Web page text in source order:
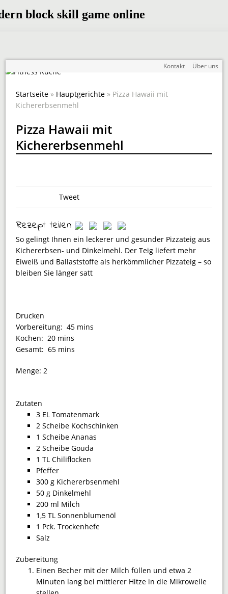
Kontakt Über uns
Startseite » Hauptgerichte » Pizza Hawaii mit
Kichererbsenmehl
Pizza Hawaii mit
Kichererbsenmehl
Tweet
Rezept teilen
So gelingt Ihnen ein leckerer und gesunder Pizzateig aus
Kichererbsen- und Dinkelmehl. Der Teig liefert mehr
Eiweiß und Ballaststoffe als herkömmlicher Pizzateig – so
bleiben Sie länger satt
Drucken
Vorbereitung:45 mins
Kochen: 20 mins
Gesamt:65 mins
Menge: 2
Zutaten
3 EL Tomatenmark
2 Scheibe Kochschinken
1 Scheibe Ananas
2 Scheibe Gouda
1 TL Chiliflocken
Pfeffer
300 g Kichererbsenmehl
50 g Dinkelmehl
200 ml Milch
1,5 TL Sonnenblumenöl
1 Pck. Trockenhefe
Salz
Zubereitung
Einen Becher mit der Milch füllen und etwa 2
Minuten lang bei mittlerer Hitze in die Mikrowelle